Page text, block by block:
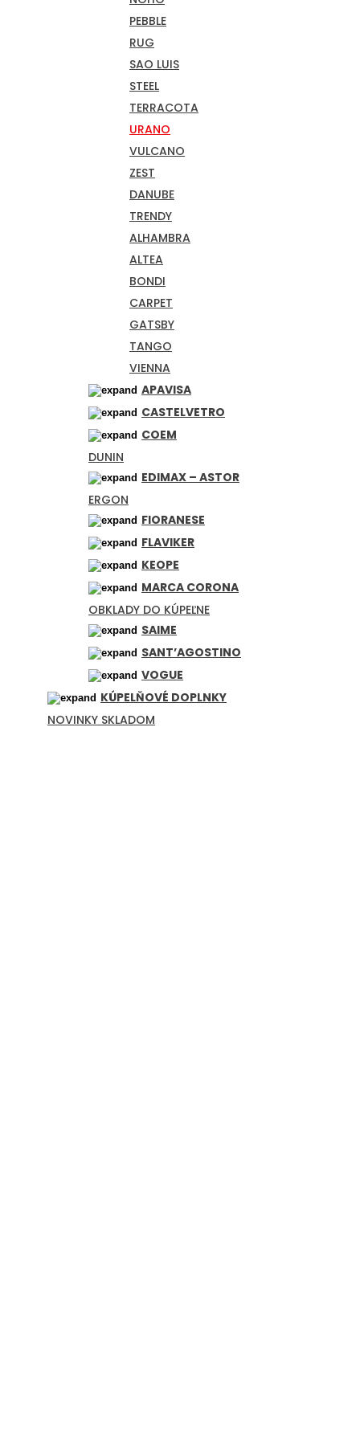
PEBBLE
RUG
SAO LUIS
STEEL
TERRACOTA
URANO
VULCANO
ZEST
DANUBE
TRENDY
ALHAMBRA
ALTEA
BONDI
CARPET
GATSBY
TANGO
VIENNA
APAVISA
CASTELVETRO
COEM
DUNIN
EDIMAX – ASTOR
ERGON
FIORANESE
FLAVIKER
KEOPE
MARCA CORONA
OBKLADY DO KÚPEĽNE
SAIME
SANT’AGOSTINO
VOGUE
KÚPELŇOVÉ DOPLNKY
NOVINKY SKLADOM